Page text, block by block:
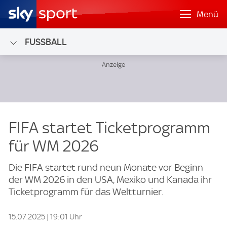
Menü
FUSSBALL
FIFA startet Ticketprogramm
für WM 2026
Die FIFA startet rund neun Monate vor Beginn
der WM 2026 in den USA, Mexiko und Kanada ihr
Ticketprogramm für das Weltturnier.
15.07.2025 | 19:01 Uhr